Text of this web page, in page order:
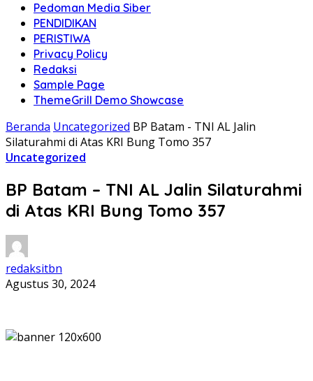
Pedoman Media Siber
PENDIDIKAN
PERISTIWA
Privacy Policy
Redaksi
Sample Page
ThemeGrill Demo Showcase
Beranda Uncategorized BP Batam - TNI AL Jalin
Silaturahmi di Atas KRI Bung Tomo 357
Uncategorized
BP Batam – TNI AL Jalin Silaturahmi
di Atas KRI Bung Tomo 357
redaksitbn
Agustus 30, 2024